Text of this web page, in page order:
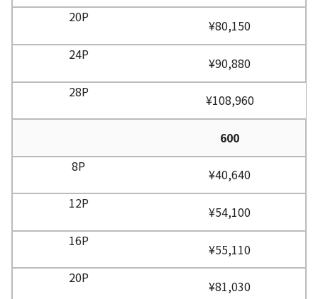
¥80,150
¥90,880
¥108,960
600
¥40,640
¥54,100
¥55,110
¥81,030